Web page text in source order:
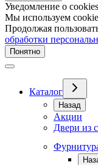
Уведомление о cookies
Мы используем
Продолжая
обработки
Понятно
Каталог
Назад
Акции
Двери из